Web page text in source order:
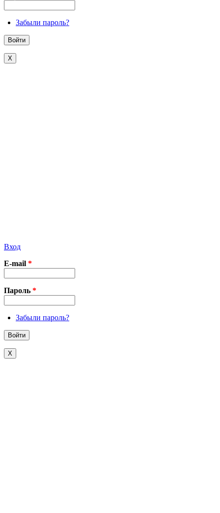
Забыли пароль?
X
Вход
E-mail *
Пароль *
Забыли пароль?
X